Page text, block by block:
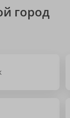
город